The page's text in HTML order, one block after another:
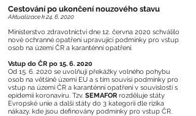
Cestování po ukončení nouzového stavu
Aktualizace k24. 6. 2020
Ministerstvo zdravotnictví dne 12. června 2020 schválilo
nové ochranné opatření upravující podmínky pro vstup
osob na území ČR a karanténní opatření.
Vstup do ČR po 15. 6. 2020
Od 15. 6. 2020 se uvolňují překážky volného pohybu
osob na většině území EU a s tím souvisí podmínky pro
vstup na území ČR a karanténní opatření v souvislosti s
epidemií koronaviru. Tzv. SEMAFOR rozděluje státy
Evropské unie a další státy do 3 kategorií dle rizika
nákazy, kde jsou definovány podmínky pro vstup ČR.